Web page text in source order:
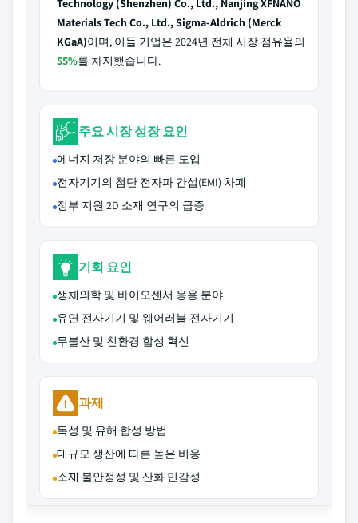
Technology (Shenzhen) Co., Ltd., Nanjing XFNANO
Materials Tech Co., Ltd., Sigma-Aldrich (Merck
KGaA)이며, 이들 기업은 2024년 전체 시장 점유율의
55%를 차지했습니다.
주요 시장 성장 요인
에너지 저장 분야의 빠른 도입
전자기기의 첨단 전자파 간섭(EMI) 차폐
정부 지원 2D 소재 연구의 급증
기회 요인
생체의학 및 바이오센서 응용 분야
유연 전자기기 및 웨어러블 전자기기
무불산 및 친환경 합성 혁신
과제
독성 및 유해 합성 방법
대규모 생산에 따른 높은 비용
소재 불안정성 및 산화 민감성